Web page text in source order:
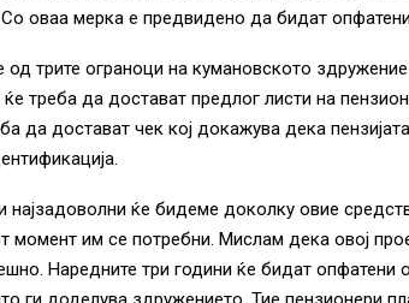
оваа мерка е предвидено да бидат
од трите ограноци на кумановското
треба да достават предлог листи на
да достават чек кој докажува дека
најзадоволни ќе бидеме доколку овие
момент им се потребни. Мислам дека овој
Наредните три години ќе бидат опфатени